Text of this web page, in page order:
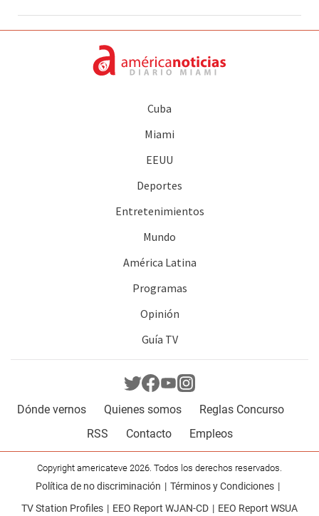
Cuba
Miami
EEUU
Deportes
Entretenimientos
Mundo
América Latina
Programas
Opinión
Guía TV
Dónde vernos Quienes somos
Reglas Concurso
RSS
Contacto Empleos
Copyright americateve 2026. Todos los derechos reservados.
Política de no discriminación
Términos y Condiciones
TV Station Profiles
EEO Report WJAN-CD EEO Report WSUA